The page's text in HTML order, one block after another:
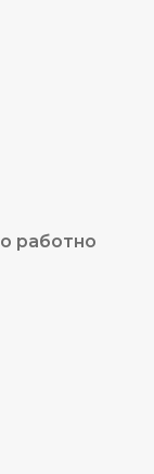
работно